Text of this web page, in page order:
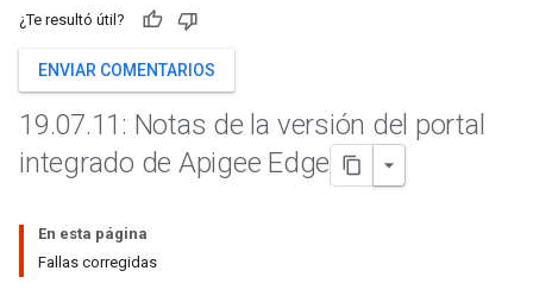
¿Te resultó útil?
ENVIAR COMENTARIOS
19.07.11: Notas de la versión del portal
integrado de Apigee Edge
En esta página
Fallas corregidas